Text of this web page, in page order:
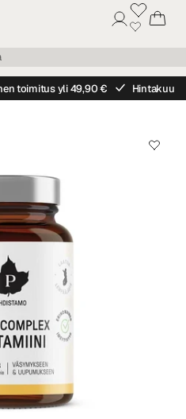
toimitus yli 49,90 € Hintakuu